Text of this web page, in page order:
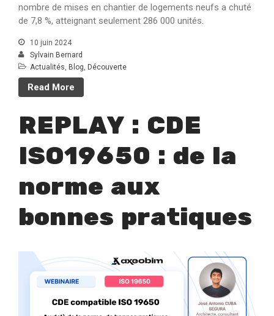
nombre de mises en chantier de logements neufs a chuté
de 7,8 %, atteignant seulement 286 000 unités.
10 juin 2024
Sylvain Bernard
Actualités Blog Découverte
Read More
REPLAY : CDE
ISO19650 : de la
norme aux
bonnes pratiques